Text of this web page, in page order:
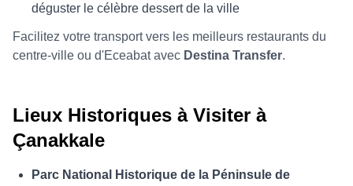
déguster le célèbre dessert de la ville
Facilitez votre transport vers les meilleurs restaurants du
centre-ville ou d'Eceabat avec Destina Transfer.
Lieux Historiques à Visiter à
Çanakkale
Parc National Historique de la Péninsule de